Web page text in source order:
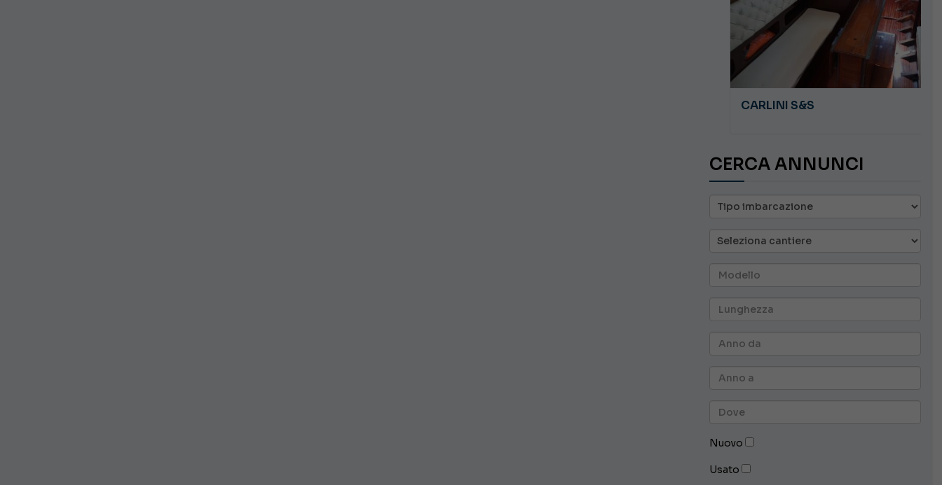
CARLINI S&S
CERCA ANNUNCI
Nuovo
Usato